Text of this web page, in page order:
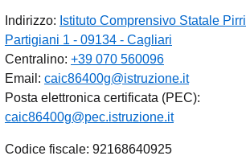
Indirizzo: Istituto Comprensivo Statale
Partigiani 1 - 09134 - Cagliari
Centralino: +39 070 560096
Email: caic86400g@istruzione.it
Posta elettronica certificata (PEC):
caic86400g@pec.istruzione.it
Codice fiscale: 92168640925